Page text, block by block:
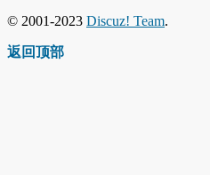
© 2001-2023 Discuz! Team.
返回顶部